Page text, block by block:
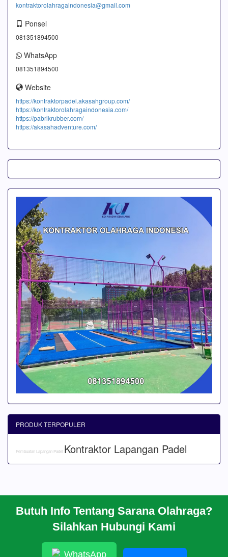
kontraktorolahragaindonesia@gmail.com
Ponsel
081351894500
WhatsApp
081351894500
Website
https://kontraktorpadel.akasahgroup.com/
https://kontraktorolahragaindonesia.com/
https://pabrikrubber.com/
https://akasahadventure.com/
Butuh Info Tentang Sarana Olahraga?
Silahkan Hubungi Kami
WhatsApp
PRODUK TERPOPULER
Pembuatan Lapangan Padel Kontraktor Lapangan Padel
CARA PESAN